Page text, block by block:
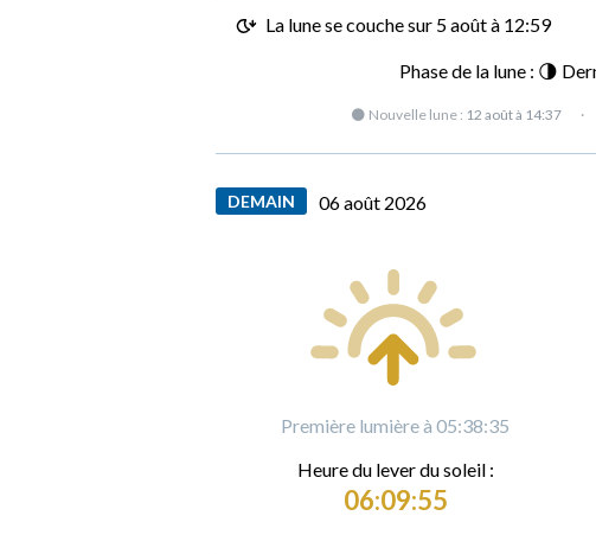
La lune se couche sur 5 août à 12:59
Phase de la lune : 🌗
🌑 Nouvelle lune : 12 août à 14:37 ·
DEMAIN 06 août 2026
Première lumière à 05:38:35
Heure du lever du soleil :
06:09:55